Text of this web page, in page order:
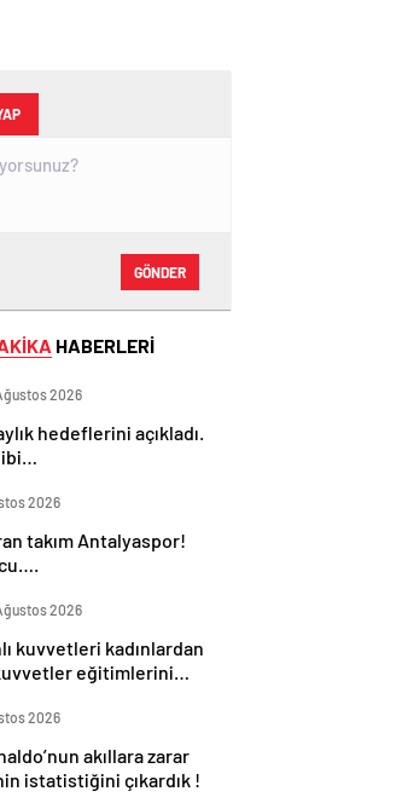
GÖNDER
HABERLERİ
2026
hedeflerini açıkladı.
2026
takım Antalyaspor!
2026
kuvvetleri kadınlardan
eğitimlerini
2026
akıllara zarar
istatistiğini çıkardık !